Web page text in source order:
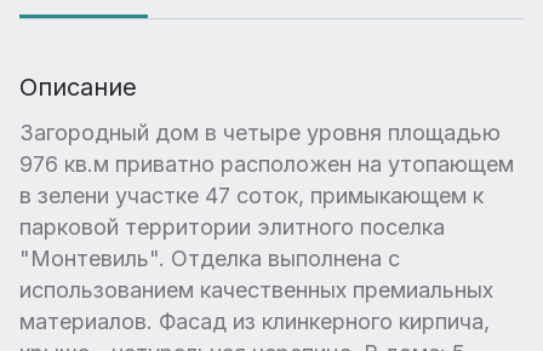
Описание
Загородный дом в четыре уровня площадью
976 кв.м приватно расположен на утопающем
в зелени участке 47 соток, примыкающем к
парковой территории элитного поселка
"Монтевиль". Отделка выполнена с
использованием качественных премиальных
материалов. Фасад из клинкерного кирпича,